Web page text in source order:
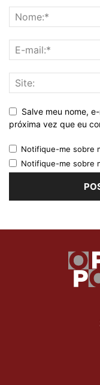
Salve meu nome,
próxima vez que eu
Notifique-me sobre
Notifique-me sobre